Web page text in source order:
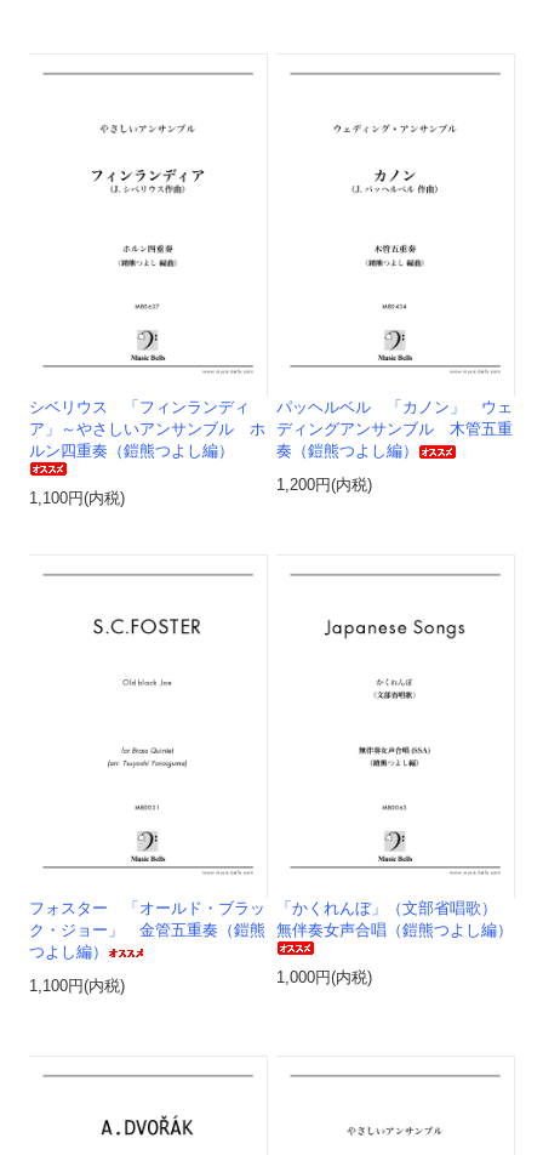
シベリウス 「フィンランディ
ア」～やさしいアンサンブル ホ
ルン四重奏（鎧熊つよし編）
1,100円(内税)
パッヘルベル 「カノン」 ウェ
ディングアンサンブル 木管五重
奏（鎧熊つよし編）
1,200円(内税)
フォスター 「オールド・ブラッ
ク・ジョー」 金管五重奏（鎧熊
つよし編）
1,100円(内税)
「かくれんぼ」（文部省唱歌）
無伴奏女声合唱（鎧熊つよし編）
1,000円(内税)